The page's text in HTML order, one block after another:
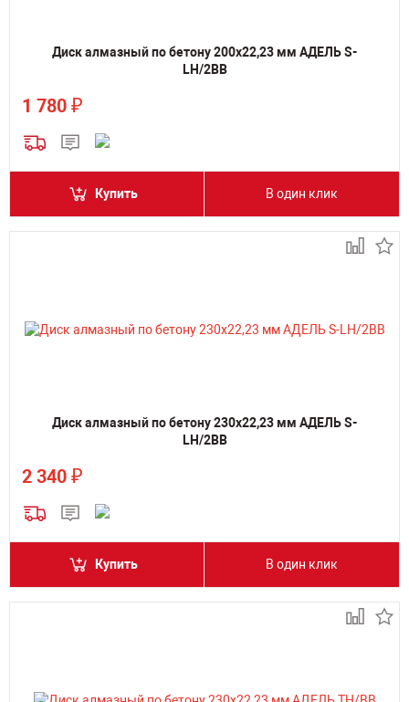
Диск алмазный по бетону 200х22,23 мм АДЕЛЬ S-
LH/2BB
1 780 ₽
Купить В один клик
Диск алмазный по бетону 230х22,23 мм АДЕЛЬ S-
LH/2BB
2 340 ₽
Купить В один клик